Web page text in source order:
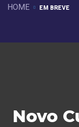
HOME EM BREVE
Novo